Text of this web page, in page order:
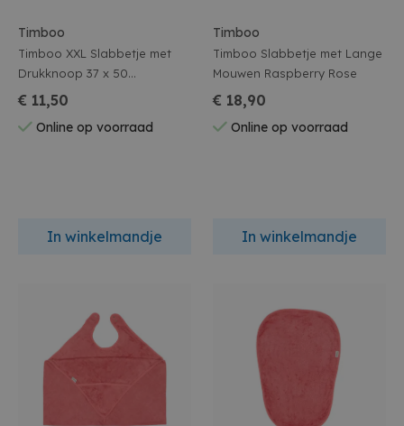
Timboo
Timboo XXL Slabbetje met
Drukknoop 37 x 50
Raspberry Rose
€ 11,50
Online op voorraad
In winkelmandje
Timboo
Timboo Slabbetje met Lange
Mouwen Raspberry Rose
€ 18,90
Online op voorraad
In winkelmandje